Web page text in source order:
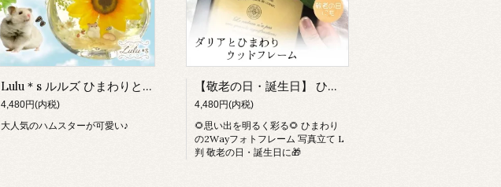
Lulu＊s ルルズ ひまわりとハムスターのハーバリウム 向日葵 ヒマワリ 夏
4,480円(内税)
大人気のハムスターが可愛い♪
【敬老の日・誕生日】 ひまわり ダリア フォトフレーム 写真立て L判 2Way アーティフィシャルフラワー プリザーブドフラワー 夏 ギフト プレゼント 退職祝い 還暦 ペット お供え 孫 ルルズ
4,480円(内税)
🌻思い出を明るく彩る🌻 ひまわり
の2Wayフォトフレーム 写真立て L
判 敬老の日・誕生日に🎁